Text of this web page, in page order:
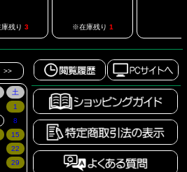
残り 3 ※在庫残り 1